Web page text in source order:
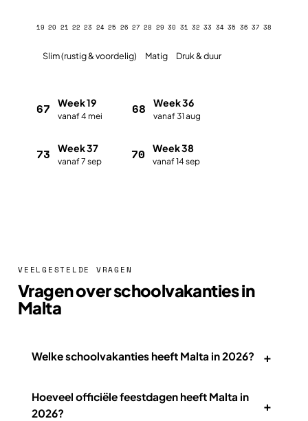
19 20 21 22 23 24 25 26 27 28 29 30 31 32 33 34 35 36 37 38
Slim (rustig & voordelig) Matig Druk & duur
67 Week 19
vanaf 4 mei 68 Week 36
vanaf 31 aug
73 Week 37
vanaf 7 sep 70 Week 38
vanaf 14 sep
VEELGESTELDE VRAGEN
Vragen over schoolvakanties in
Malta
Welke schoolvakanties heeft Malta in 2026? +
Hoeveel officiële feestdagen heeft Malta in
2026?
+